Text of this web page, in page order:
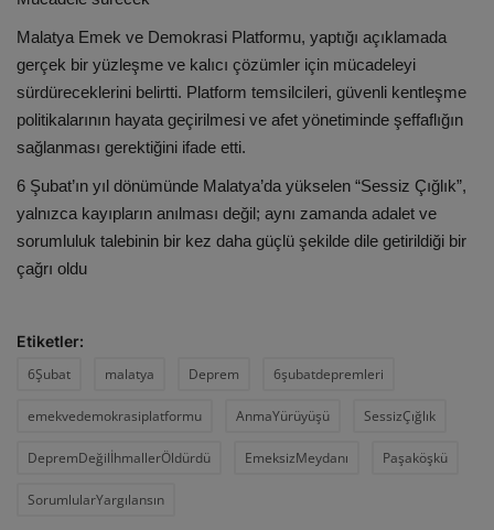
Malatya Emek ve Demokrasi Platformu, yaptığı açıklamada
gerçek bir yüzleşme ve kalıcı çözümler için mücadeleyi
sürdüreceklerini belirtti. Platform temsilcileri, güvenli kentleşme
politikalarının hayata geçirilmesi ve afet yönetiminde şeffaflığın
sağlanması gerektiğini ifade etti.
6 Şubat’ın yıl dönümünde Malatya’da yükselen “Sessiz Çığlık”,
yalnızca kayıpların anılması değil; aynı zamanda adalet ve
sorumluluk talebinin bir kez daha güçlü şekilde dile getirildiği bir
çağrı oldu
Etiketler:
6Şubat
malatya Deprem 6şubatdepremleri
emekvedemokrasiplatformu AnmaYürüyüşü SessizÇığlık
DepremDeğilİhmallerÖldürdü EmeksizMeydanı Paşaköşkü
SorumlularYargılansın